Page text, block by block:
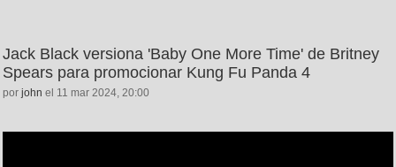
Jack Black versiona 'Baby One More Time' de Britney
Spears para promocionar Kung Fu Panda 4
por john el 11 mar 2024, 20:00